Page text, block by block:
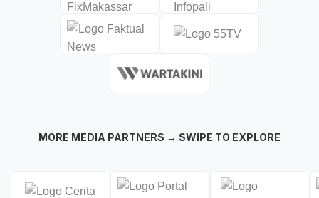
MORE MEDIA PARTNERS → SWIPE TO EXPLORE